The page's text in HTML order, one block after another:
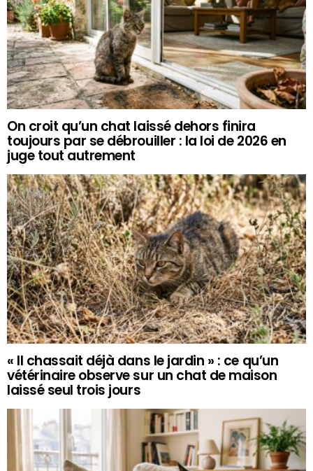
On croit qu’un chat laissé dehors finira
toujours par se débrouiller : la loi de 2026 en
juge tout autrement
« Il chassait déjà dans le jardin » : ce qu’un
vétérinaire observe sur un chat de maison
laissé seul trois jours